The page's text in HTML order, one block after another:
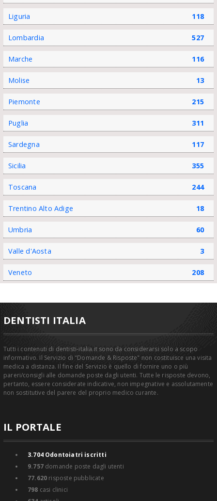
Liguria 118
Lombardia 527
Marche 116
Molise 13
Piemonte 215
Puglia 311
Sardegna 117
Sicilia 355
Toscana 244
Trentino Alto Adige 18
Umbria 60
Valle d'Aosta 3
Veneto 208
DENTISTI ITALIA
Tutti i contenuti di dentisti-italia.it sono da considerarsi solo a scopo
informativo. Il Servizio di "Domande & Risposte" non costituisce una visita
medica a distanza. Il fine del Servizio è quello di fornire uno o più
pareri/consigli alle domande poste dagli utenti. Tutte le risposte devono,
pertanto, essere considerate indicative, non impegnative e assolutamente
non sostitutive del parere del proprio medico curante.
IL PORTALE
3.704Odontoiatri iscritti
9.757domande poste dagli utenti
77.620 risposte pubblicate
798 casi clinici